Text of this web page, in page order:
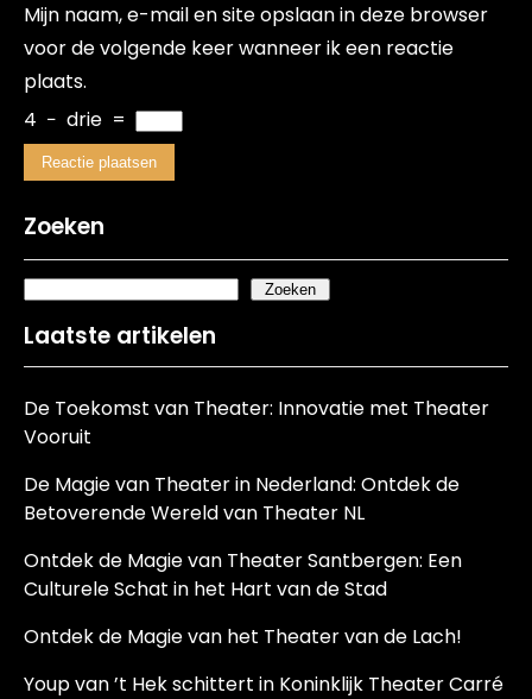
Mijn naam, e-mail en site opslaan in deze browser
voor de volgende keer wanneer ik een reactie
plaats.
4 − drie =
Zoeken
Zoeken
Laatste artikelen
De Toekomst van Theater: Innovatie met Theater
Vooruit
De Magie van Theater in Nederland: Ontdek de
Betoverende Wereld van Theater NL
Ontdek de Magie van Theater Santbergen: Een
Culturele Schat in het Hart van de Stad
Ontdek de Magie van het Theater van de Lach!
Youp van ’t Hek schittert in Koninklijk Theater Carré